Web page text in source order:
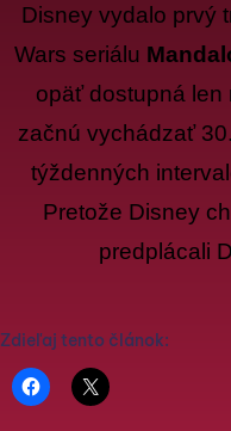
Disney vydalo prvý
Wars seriálu
opäť dostupná len
začnú vychádzať
týždenných
Pretože Disney
predplácali
Zdieľaj tento článok: